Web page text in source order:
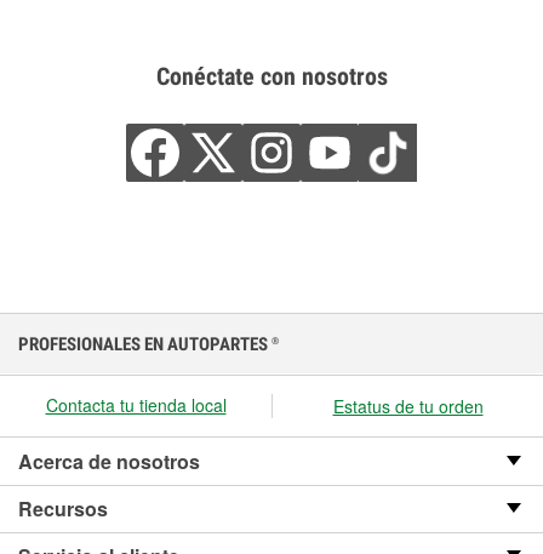
Conéctate con nosotros
PROFESIONALES EN AUTOPARTES ®
Contacta tu tienda local Estatus de tu orden
Acerca de nosotros
Recursos